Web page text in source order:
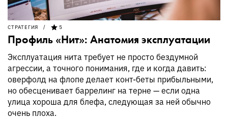
СТРАТЕГИЯ 5
Профиль «Нит»: Анатомия эксплуатации
Эксплуатация нита требует не просто бездумной
агрессии, а точного понимания, где и когда давить:
оверфолд на флопе делает конт-беты прибыльными,
но обесценивает баррелинг на терне — если одна
улица хороша для блефа, следующая за ней обычно
очень плоха.